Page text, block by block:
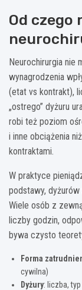
Od czego
Neurochirurgia nie
wynagrodzenia
(etat vs kontrakt),
„ostrego” dyżuru
robi też poziom
i inne obciążenia
kontraktami.
W praktyce
podstawy,
Wiele osób z
liczby godzin,
bywa czysto
Forma
cywilna)
Dyżury: liczba,